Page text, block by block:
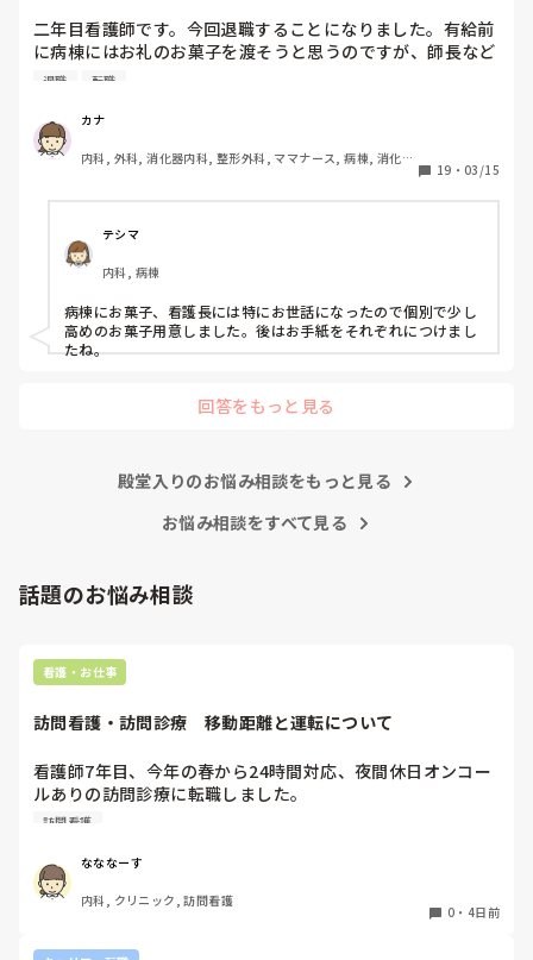
かわからないです。こんな私ですが何かアドバイスいただけ
れば嬉しいです。
く領域を見つけて転職したくなった時に、キャリアが役立つの
ではないかと思います。
の看護師相手に無理な愛想笑いや、ご機嫌取りをしないことで
す。
聞き役に徹して、余計なことを言わず、必要最低限の報告・連
絡・相談だけして、淡々と自分の仕事をこなすようにしてくだ
さい。
わからないことがあったときだけ、周りの看護師に聞いてくだ
さい。
もし無視されたら、それは相手の看護師の職務怠慢ですから、
その時に初めて上司に相談したらいいんです。
まだ一年目なんですから、他の看護師の仕事をフォローする必
ましてや、噂話で他人を陥れるような腐った看護師たちに、な
ぜせいさんが手を貸さないといけないんですか？
正直努力するなら、ご自身の看護師としての成長のために、そ
私のお勧めは、転職して性格的に背伸びをしなくてもよい働き
二年目看護師です。今回退職することになりました。有給前
に病棟にはお礼のお菓子を渡そうと思うのですが、師長など
個々へお礼のお菓子を用意するか迷っています。みなさん移
退職 転職
カナ
内科, 外科, 消化器内科, 整形外科, ママナース, 病棟, 消化器
19 ・ 03/15
テシマ
内科, 病棟
病棟にお菓子、看護長には特にお世話になったので個別で少し
高めのお菓子用意しました。後はお手紙をそれぞれにつけまし
たね。
回答をもっと見る
殿堂入りのお悩み相談をもっと見る
お悩み相談をすべて見る
話題のお悩み相談
看護・お仕事
訪問看護・訪問診療　移動距離と運転について
看護師7年目、今年の春から24時間対応、夜間休日オンコー
ルありの訪問診療に転職しました。
元々就活の際にはエリアは片道30分程度と聞いておりここま
の田舎にまで患者を受け入れる予定と。
日頃から運転しているとは言っても、深夜帯や冬道で訪問に
行くのはかなり不安で親からも止められています。
はどのような方法を取られているんでしょうか？
訪問看護
なななーす
内科, クリニック, 訪問看護
0 ・ 4日前